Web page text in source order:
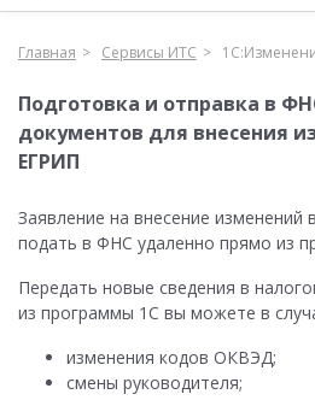
Главная Сервисы ИТС
Подготовка и отправка в
документов для внесения
ЕГРИП
Заявление на внесение
подать в ФНС удаленно прямо из
Передать новые сведения в
из программы 1С вы можете в
изменения кодов ОКВЭД;
смены руководителя;